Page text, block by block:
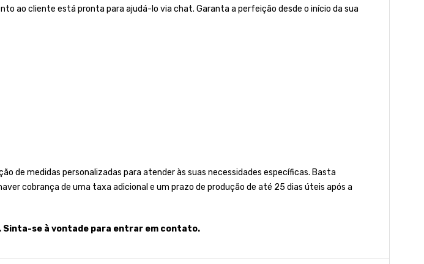
ao cliente está pronta para ajudá-lo via chat. Garanta a perfeição desde o início da sua
de medidas personalizadas para atender às suas necessidades específicas. Basta
cobrança de uma taxa adicional e um prazo de produção de até 25 dias úteis após a
Sinta-se à vontade para entrar em contato.